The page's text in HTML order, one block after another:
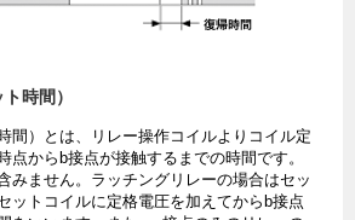
時間）
間）とは、リレー操作コイルよりコイル定
点からb接点が接触するまでの時間です。
みません。ラッチングリレーの場合はセッ
ットコイルに定格電圧を加えてからb接点